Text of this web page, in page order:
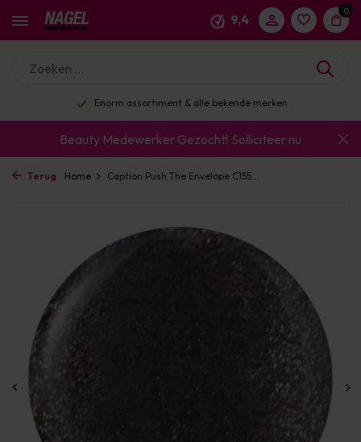
9,4
0
Enorm assortiment & alle bekende merken
Beauty Medewerker Gezocht! Solliciteer nu
Terug Home Caption Push The Envelope C155...